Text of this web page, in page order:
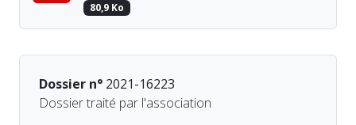
80,9 Ko
Dossier n° 2021-16223
Dossier traité par l'association